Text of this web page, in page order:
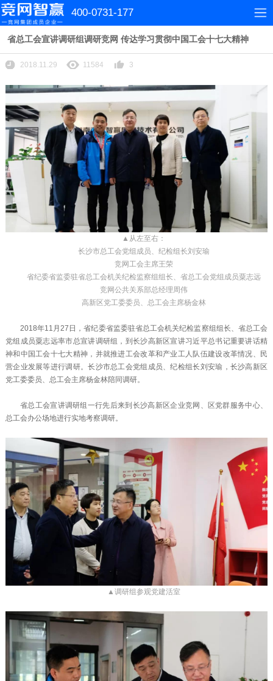
400-0731-177
省总工会宣讲调研组调研竞网 传达学习贯彻中国工会十七大精神
2018.11.29 11584 3
▲从左至右：
长沙市总工会党组成员、纪检组长刘安瑜
竞网工会主席王荣
省纪委省监委驻省总工会机关纪检监察组组长、省总工会党组成员粟志远
竞网公共关系部总经理周伟
高新区党工委委员、总工会主席杨金林
2018年11月27日，省纪委省监委驻省总工会机关纪检监察组组长、省总工会
党组成员粟志远率市总宣讲调研组，到长沙高新区宣讲习近平总书记重要讲话精
神和中国工会十七大精神，并就推进工会改革和产业工人队伍建设改革情况、民
营企业发展等进行调研。长沙市总工会党组成员、纪检组长刘安瑜，长沙高新区
党工委委员、总工会主席杨金林陪同调研。
省总工会宣讲调研组一行先后来到长沙高新区企业竞网、区党群服务中心、
总工会办公场地进行实地考察调研。
▲调研组参观党建活室